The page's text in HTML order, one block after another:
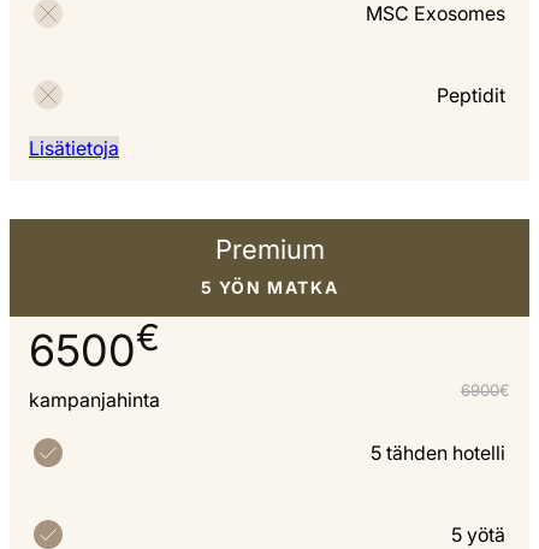
MSC Exosomes
Peptidit
Lisätietoja
Premium
5 YÖN MATKA
6500€
kampanjahinta 6900€
5 tähden hotelli
5 yötä